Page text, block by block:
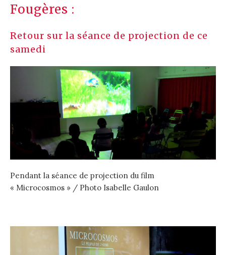
Fougères :
Retour sur la séance de projection de ce
samedi
Pendant la séance de projection du film
« Microcosmos » / Photo Isabelle Gaulon